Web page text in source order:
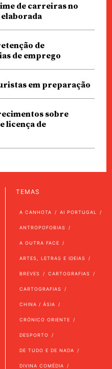
de carreiras no
de
de emprego
em preparação
sobre
licença de
TEMAS
A CANHOTA AI PORTUGAL
ANTROPOFOBIAS
A OUTRA FACE
ARTES, LETRAS E IDEIAS
BREVES CARTOGRAFIAS
CARTOGRAFIAS
CHINA / ÁSIA
CRÓNICO ORIENTE
DESPORTO
DE TUDO E DE NADA
DIVINA COMÉDIA